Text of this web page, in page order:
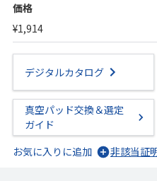
価格
¥1,914
デジタルカタログ
真空パッド交換＆選定
ガイド
お気に入りに追加
非該当証